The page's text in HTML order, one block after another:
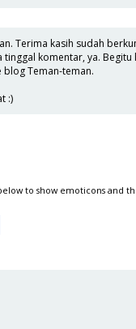
Terima kasih sudah
tinggal komentar, ya.
blog Teman-teman.
:)
to show emoticons and